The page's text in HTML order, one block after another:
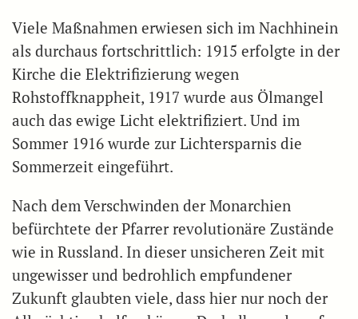
Viele Maßnahmen erwiesen sich im Nachhinein
als durchaus fortschrittlich: 1915 erfolgte in der
Kirche die Elektrifizierung wegen
Rohstoffknappheit, 1917 wurde aus Ölmangel
auch das ewige Licht elektrifiziert. Und im
Sommer 1916 wurde zur Lichtersparnis die
Sommerzeit eingeführt.
Nach dem Verschwinden der Monarchien
befürchtete der Pfarrer revolutionäre Zustände
wie in Russland. In dieser unsicheren Zeit mit
ungewisser und bedrohlich empfundener
Zukunft glaubten viele, dass hier nur noch der